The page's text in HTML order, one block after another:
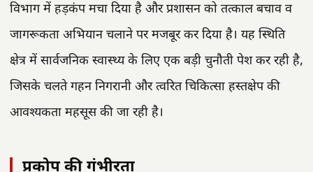
विभाग में हड़कंप मचा दिया है और प्रशासन को तत्काल बचाव व
जागरूकता अभियान चलाने पर मजबूर कर दिया है। यह स्थिति
क्षेत्र में सार्वजनिक स्वास्थ्य के लिए एक बड़ी चुनौती पेश कर रही है,
जिसके चलते गहन निगरानी और त्वरित चिकित्सा हस्तक्षेप की
आवश्यकता महसूस की जा रही है।
प्रकोप की गंभीरता